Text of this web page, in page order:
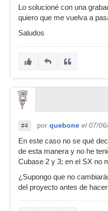
Lo solucioné con una
quiero que me vuelva a
Saludos
#4 por quebone el 07/
En este caso no se qué
de esta manera y no he
Cubase 2 y 3; en el SX no
¿Supongo que no
del proyecto antes de